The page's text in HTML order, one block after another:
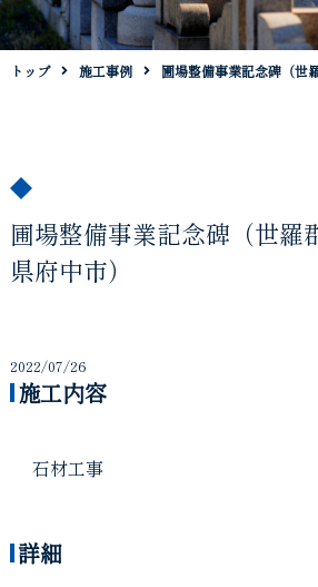
トップ 施工事例 圃場整備事業記念碑（世
圃場整備事業記念碑（世羅
県府中市）
2022/07/26
施工内容
石材工事
詳細